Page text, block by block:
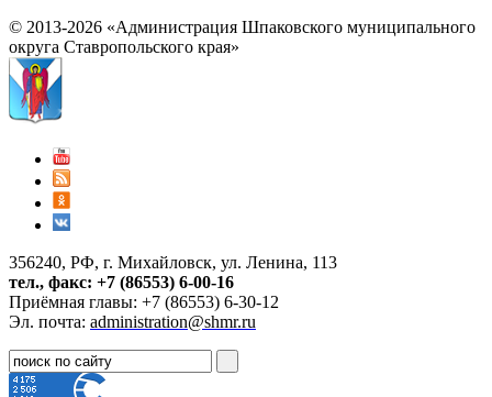
© 2013-2026 «Администрация Шпаковского муниципального
округа Ставропольского края»
356240, РФ, г. Михайловск, ул. Ленина, 113
тел., факс: +7 (86553) 6-00-16
Приёмная главы: +7 (86553) 6-30-12
Эл. почта: administration@shmr.ru